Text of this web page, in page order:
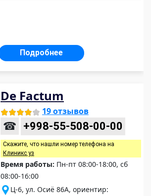
Подробнее
De Factum
19 отзывов
☎ +998-55-508-00-00
Скажите, что нашли номер телефона на
Клиникс уз
Время работы: Пн-пт 08:00-18:00, сб
08:00-16:00
Ц-6, ул. Осиё 86A, ориентир: